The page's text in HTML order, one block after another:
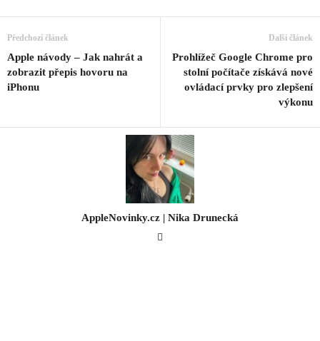
Předchozí článek
Apple návody – Jak nahrát a
zobrazit přepis hovoru na
iPhonu
Další článek
Prohlížeč Google Chrome pro
stolní počítače získává nové
ovládací prvky pro zlepšení
výkonu
AppleNovinky.cz | Nika Drunecká